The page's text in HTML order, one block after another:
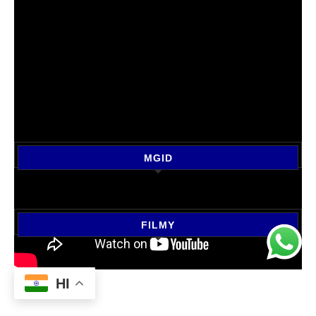
MGID
FILMY
HI